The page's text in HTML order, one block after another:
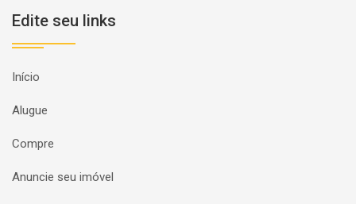
Edite seu links
Início
Alugue
Compre
Anuncie seu imóvel